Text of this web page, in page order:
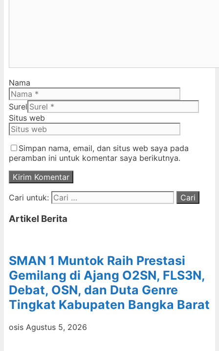
Nama
Surel
Situs web
Simpan nama, email, dan situs web saya pada
peramban ini untuk komentar saya berikutnya.
Cari untuk:
Artikel Berita
SMAN 1 Muntok Raih Prestasi
Gemilang di Ajang O2SN, FLS3N,
Debat, OSN, dan Duta Genre
Tingkat Kabupaten Bangka Barat
osis Agustus 5, 2026